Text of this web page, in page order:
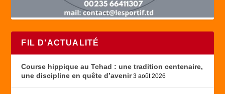
FIL D’ACTUALITÉ
Course hippique au Tchad : une tradition centenaire,
une discipline en quête d’avenir 3 août 2026